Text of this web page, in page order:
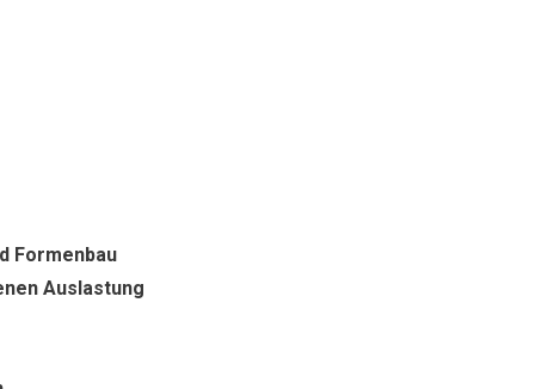
Formenbau
Auslastung